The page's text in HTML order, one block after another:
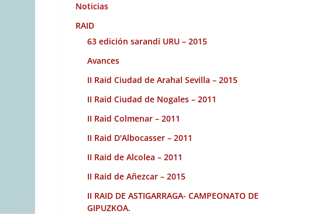
Noticias
RAID
63 edición sarandí URU – 2015
Avances
II Raid Ciudad de Arahal Sevilla – 2015
II Raid Ciudad de Nogales – 2011
II Raid Colmenar – 2011
II Raid D'Albocasser – 2011
II Raid de Alcolea – 2011
II Raid de Añezcar – 2015
II RAID DE ASTIGARRAGA- CAMPEONATO DE
GIPUZKOA.